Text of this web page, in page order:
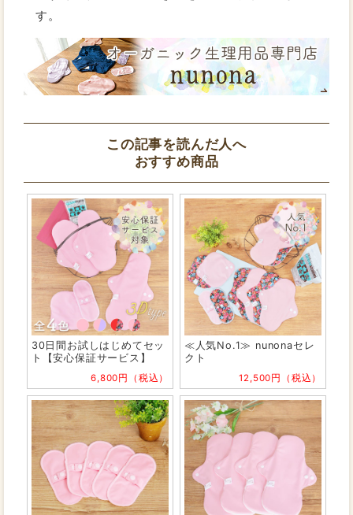
す。
この記事を読んだ人へ
おすすめ商品
30日間お試しはじめてセッ
ト【安心保証サービス】
6,800円（税込）
≪人気No.1≫ nunonaセレ
クト
12,500円（税込）